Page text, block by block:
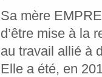
Sa mère
d’être mise à la
au travail allié à
Elle a été, en